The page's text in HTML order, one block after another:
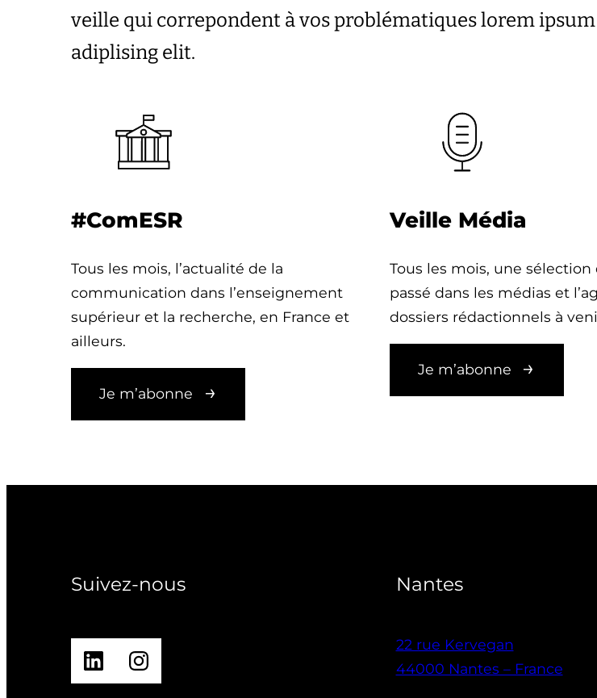
veille qui correpondent à vos problématiques lorem
adiplising elit.
#ComESR
Tous les mois, l’actualité de la
communication dans l’enseignement
supérieur et la recherche, en France et
ailleurs.
Je m’abonne
Veille Média
Tous les mois, une sélection
passé dans les médias et
dossiers rédactionnels à
Je m’abonne
Suivez-nous
LinkedInInstagram
Nantes
22 rue Kervegan
44000 Nantes – France